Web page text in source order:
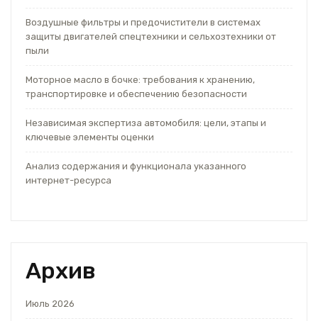
Воздушные фильтры и предочистители в системах
защиты двигателей спецтехники и сельхозтехники от
пыли
Моторное масло в бочке: требования к хранению,
транспортировке и обеспечению безопасности
Независимая экспертиза автомобиля: цели, этапы и
ключевые элементы оценки
Анализ содержания и функционала указанного
интернет-ресурса
Архив
Июль 2026